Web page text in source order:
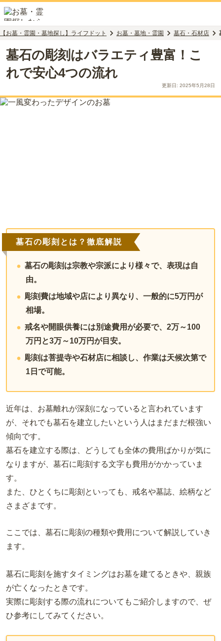
【お墓・霊園・墓地探し】ライフドット お墓・墓地・霊園 墓石・石材店
墓石の彫刻はバラエティ豊富！こ
れで安心4つの流れ
更新日: 2025年5月28日
墓石の彫刻とは？徹底解説
墓石の彫刻は宗教や宗派により様々で、表現は自
由。
彫刻費は地域や店により異なり、一般的に5万円が
相場。
戒名や開眼供養には別途費用が必要で、2万～100
万円と3万～10万円が目安。
彫刻は菩提寺や石材店に相談し、作業は天候次第で
1日で可能。
近年は、お墓離れが深刻になっていると言われています
が、それでも墓石を建立したいという人はまだまだ根強い
傾向です。
墓石を建立する際は、どうしても全体の費用ばかりが気に
なりますが、墓石に彫刻する文字も費用がかかっていま
す。
また、ひとくちに彫刻といっても、戒名や墓誌、絵柄など
さまざまです。
ここでは、墓石に彫刻の種類や費用について解説していき
ます。
墓石に彫刻を施すタイミングはお墓を建てるときや、親族
が亡くなったときです。
実際に彫刻する際の流れについてもご紹介しますので、ぜ
ひ参考にしてみてください。